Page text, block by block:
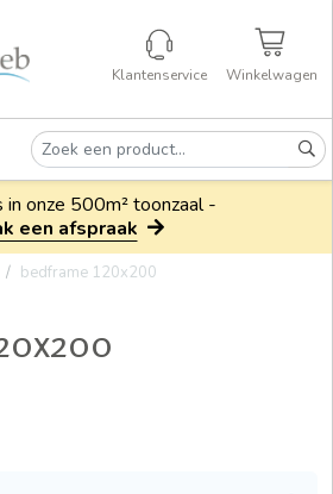
Klantenservice Winkelwagen
in onze 500m² toonzaal -
een afspraak
bedframe 120x200